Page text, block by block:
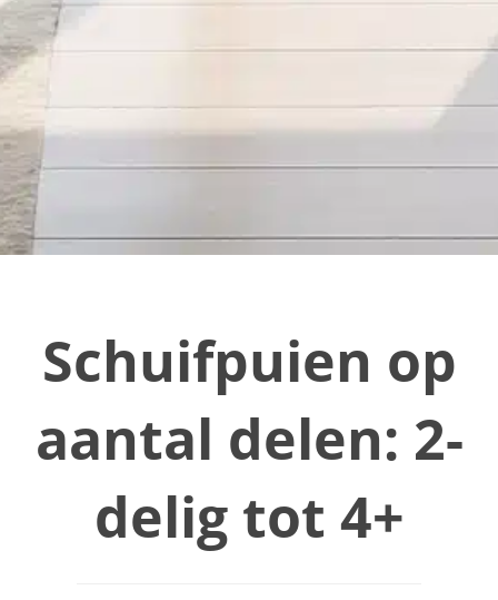
Schuifpuien op
aantal delen: 2-
delig tot 4+